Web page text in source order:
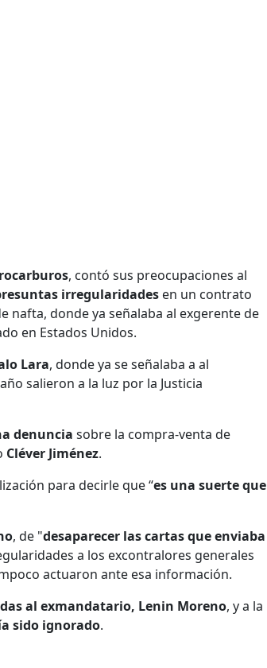
, contó sus preocupaciones al
irregularidades en un contrato
nafta, donde ya señalaba al exgerente de
en Estados Unidos.
Lara, donde ya se señalaba a al
salieron a la luz por la Justicia
denuncia sobre la compra-venta de
Cléver Jiménez.
para decirle que “es una suerte que
, de "desaparecer las cartas que enviaba
a los excontralores generales
actuaron ante esa información.
al exmandatario, Lenin Moreno, y a la
sido ignorado.